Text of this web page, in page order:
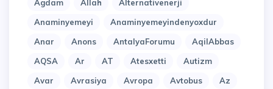
Agdam
Allah
Alternativenerji
Anaminyemeyi
Anaminyemeyindenyoxdur
Anar
Anons AntalyaForumu
AqilAbbas
AQSA
Ar AT Atesxetti
Autizm
Avar
Avrasiya Avropa Avtobus
Az